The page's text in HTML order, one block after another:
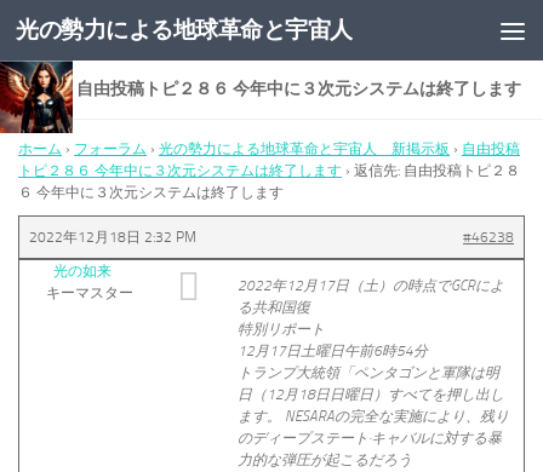
コンテンツへスキップ
光の勢力による地球革命と宇宙人
返信先: 自由投稿トピ２８６ 今年中に３次元システムは終了します
ホーム › フォーラム › 光の勢力による地球革命と宇宙人 新掲示板 › 自由投稿
トピ２８６ 今年中に３次元システムは終了します › 返信先: 自由投稿トピ２８
６ 今年中に３次元システムは終了します
2022年12月18日 2:32 PM
#46238
光の如来
キーマスター
2022年12月17日（土）の時点でGCRによ
る共和国復
特別リポート
12月17日土曜日午前6時54分
トランプ大統領「ペンタゴンと軍隊は明
日（12月18日日曜日）すべてを押し出し
ます。 NESARAの完全な実施により、残り
のディープステート·キャバルに対する暴
力的な弾圧が起こるだろう